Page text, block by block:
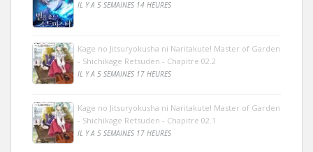
IL Y A 5 SEMAINES 14 HEURES
Kage no Jitsuryokusha ni Naritakute! Master of Garden
- Shichikage Retsuden - Chapitre 02.2
IL Y A 5 SEMAINES 17 HEURES
Kage no Jitsuryokusha ni Naritakute! Master of Garden
- Shichikage Retsuden - Chapitre 02.1
IL Y A 5 SEMAINES 17 HEURES